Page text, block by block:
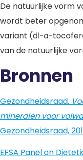
De natuurlijke vorm
wordt beter
variant (dl-α-
van de natuurlijke
Bronnen
Gezondheidsraad.
mineralen voor
Gezondheidsraad,
EFSA Panel on